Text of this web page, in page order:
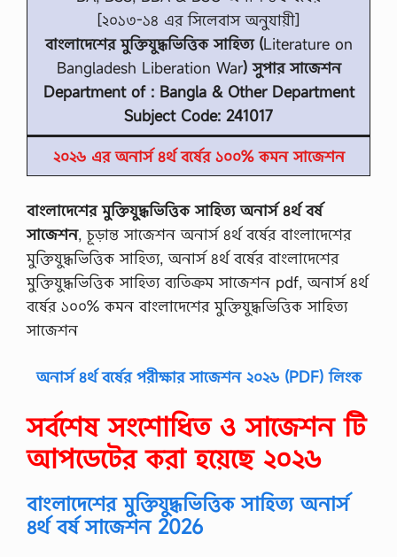
[২০১৩-১৪ এর সিলেবাস অনুযায়ী]
বাংলাদেশের মুক্তিযুদ্ধভিত্তিক সাহিত্য (Literature on
Bangladesh Liberation War) সুপার সাজেশন
Department of : Bangla & Other Department
Subject Code: 241017
২০২৬ এর অনার্স ৪র্থ বর্ষের ১০০% কমন সাজেশন
বাংলাদেশের মুক্তিযুদ্ধভিত্তিক সাহিত্য অনার্স ৪র্থ বর্ষ
সাজেশন, চূড়ান্ত সাজেশন অনার্স ৪র্থ বর্ষের বাংলাদেশের
মুক্তিযুদ্ধভিত্তিক সাহিত্য, অনার্স ৪র্থ বর্ষের বাংলাদেশের
মুক্তিযুদ্ধভিত্তিক সাহিত্য ব্যতিক্রম সাজেশন pdf, অনার্স ৪র্থ
বর্ষের ১০০% কমন বাংলাদেশের মুক্তিযুদ্ধভিত্তিক সাহিত্য
সাজেশন
অনার্স ৪র্থ বর্ষের পরীক্ষার সাজেশন ২০২৬ (PDF) লিংক
সর্বশেষ সংশোধিত ও সাজেশন টি
আপডেটের করা হয়েছে ২০২৬
বাংলাদেশের মুক্তিযুদ্ধভিত্তিক সাহিত্য অনার্স
৪র্থ বর্ষ সাজেশন 2026